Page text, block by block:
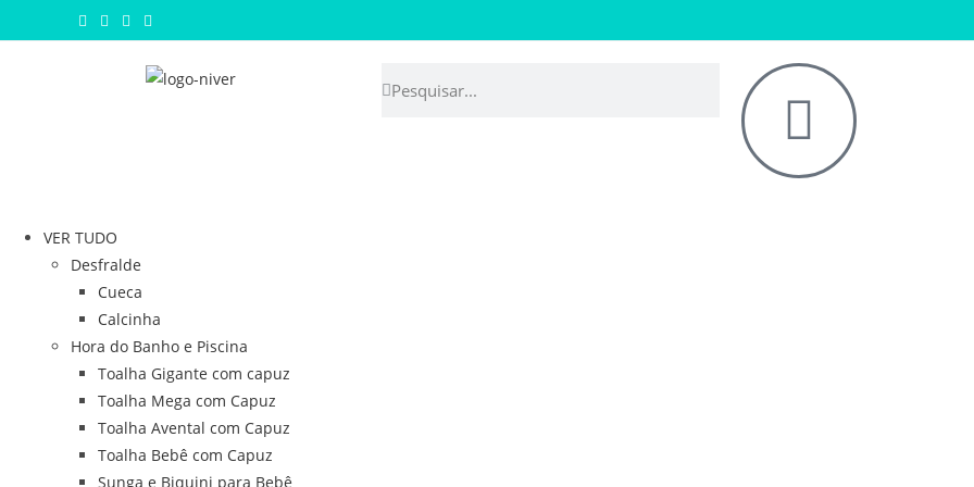
VER TUDO
Desfralde
Cueca
Calcinha
Hora do Banho e Piscina
Toalha Gigante com capuz
Toalha Mega com Capuz
Toalha Avental com Capuz
Toalha Bebê com Capuz
Sunga e Biquini para Bebê